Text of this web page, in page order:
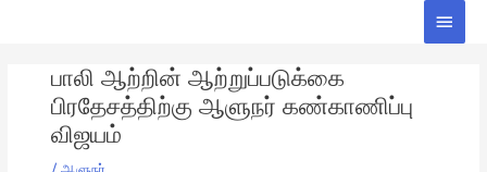
Main
பாலி ஆற்றின் ஆற்றுப்படுக்கை
பிரதேசத்திற்கு ஆளுநர் கண்காணிப்பு
விஜயம்
navigation